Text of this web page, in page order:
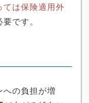
は保険適用外
です。
への負担が増